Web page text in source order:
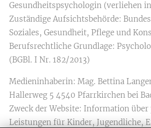
Gesundheitspsychologin (verliehen
Zuständige Aufsichtsbehörde:
Soziales, Gesundheit, Pflege und
Berufsrechtliche Grundlage:
(BGBl. I Nr. 182/2013)
Medieninhaberin: Mag. Bettina
Hallerweg 5 4540 Pfarrkirchen bei
Zweck der Website: Information über
Leistungen für Kinder, Jugendliche,